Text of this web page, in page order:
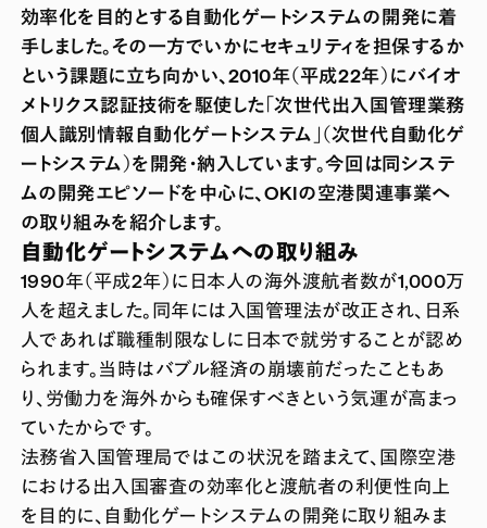
効率化を目的とする自動化ゲートシステムの開発に着
手しました。その一方でいかにセキュリティを担保するか
という課題に立ち向かい、2010年（平成22年）にバイオ
メトリクス認証技術を駆使した「次世代出入国管理業務
個人識別情報自動化ゲートシステム」（次世代自動化ゲ
ートシステム）を開発・納入しています。今回は同システ
ムの開発エピソードを中心に、OKIの空港関連事業へ
の取り組みを紹介します。
自動化ゲートシステムへの取り組み
1990年（平成2年）に日本人の海外渡航者数が1,000万
人を超えました。同年には入国管理法が改正され、日系
人であれば職種制限なしに日本で就労することが認め
られます。当時はバブル経済の崩壊前だったこともあ
り、労働力を海外からも確保すべきという気運が高まっ
ていたからです。
法務省入国管理局ではこの状況を踏まえて、国際空港
における出入国審査の効率化と渡航者の利便性向上
を目的に、自動化ゲートシステムの開発に取り組みま